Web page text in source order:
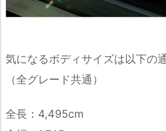
気になるボディサイズは以下の
（全グレード共通）
全長：4,495cm